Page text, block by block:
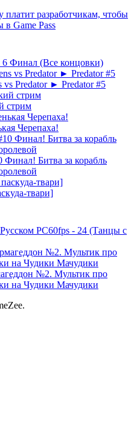
платит разработчикам, чтобы
в Game Pass
Финал (Все концовки)
Predator ► Predator #5
стрим
Черепаха!
Финал! Битва за корабль
твари]
PС60fps - 24 (Танцы с
№2. Мультик про
на Чудики Мачудики